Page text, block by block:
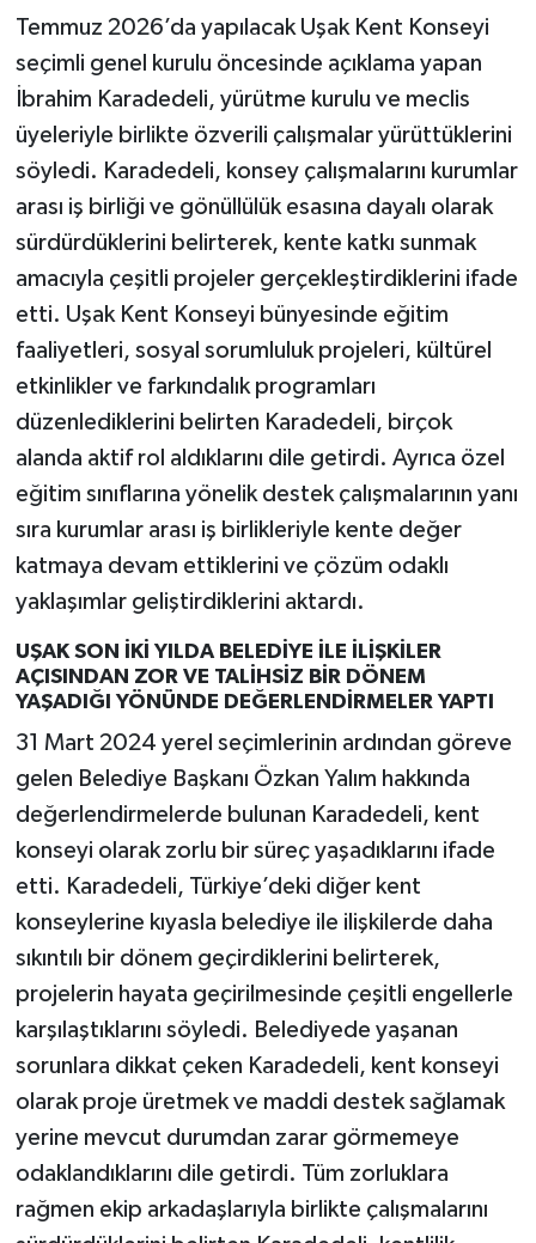
Temmuz 2026’da yapılacak Uşak Kent Konseyi
seçimli genel kurulu öncesinde açıklama yapan
İbrahim Karadedeli, yürütme kurulu ve meclis
üyeleriyle birlikte özverili çalışmalar yürüttüklerini
söyledi. Karadedeli, konsey çalışmalarını kurumlar
arası iş birliği ve gönüllülük esasına dayalı olarak
sürdürdüklerini belirterek, kente katkı sunmak
amacıyla çeşitli projeler gerçekleştirdiklerini ifade
etti. Uşak Kent Konseyi bünyesinde eğitim
faaliyetleri, sosyal sorumluluk projeleri, kültürel
etkinlikler ve farkındalık programları
düzenlediklerini belirten Karadedeli, birçok
alanda aktif rol aldıklarını dile getirdi. Ayrıca özel
eğitim sınıflarına yönelik destek çalışmalarının yanı
sıra kurumlar arası iş birlikleriyle kente değer
katmaya devam ettiklerini ve çözüm odaklı
yaklaşımlar geliştirdiklerini aktardı.
UŞAK SON İKİ YILDA BELEDİYE İLE İLİŞKİLER
AÇISINDAN ZOR VE TALİHSİZ BİR DÖNEM
YAŞADIĞI YÖNÜNDE DEĞERLENDİRMELER YAPTI
31 Mart 2024 yerel seçimlerinin ardından göreve
gelen Belediye Başkanı Özkan Yalım hakkında
değerlendirmelerde bulunan Karadedeli, kent
konseyi olarak zorlu bir süreç yaşadıklarını ifade
etti. Karadedeli, Türkiye’deki diğer kent
konseylerine kıyasla belediye ile ilişkilerde daha
sıkıntılı bir dönem geçirdiklerini belirterek,
projelerin hayata geçirilmesinde çeşitli engellerle
karşılaştıklarını söyledi. Belediyede yaşanan
sorunlara dikkat çeken Karadedeli, kent konseyi
olarak proje üretmek ve maddi destek sağlamak
yerine mevcut durumdan zarar görmemeye
odaklandıklarını dile getirdi. Tüm zorluklara
rağmen ekip arkadaşlarıyla birlikte çalışmalarını